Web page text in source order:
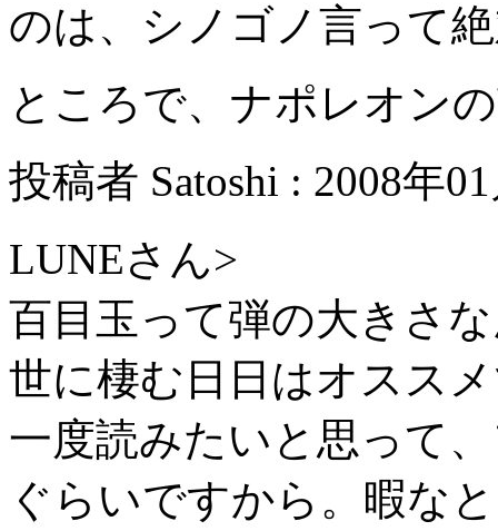
のは、シノゴノ言って
ところで、ナポレオン
投稿者 Satoshi : 2008年
LUNEさん>
百目玉って弾の大きさ
世に棲む日日はオスス
一度読みたいと思って
ぐらいですから。暇な